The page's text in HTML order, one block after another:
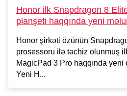
Honor ilk Snapdragon 8
planşeti haqqında yeni
Honor şirkəti özünün
prosessoru ilə təchiz olunmuş
MagicPad 3 Pro haqqında yeni
Yeni H...